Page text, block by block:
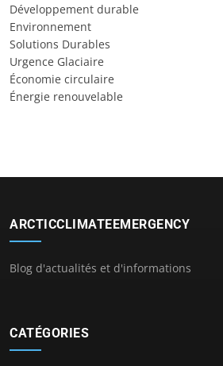
Développement durable
Environnement
Solutions Durables
Urgence Glaciaire
Économie circulaire
Énergie renouvelable
ARCTICCLIMATEEMERGENCY
Blog d'actualités et d'informations
CATÉGORIES